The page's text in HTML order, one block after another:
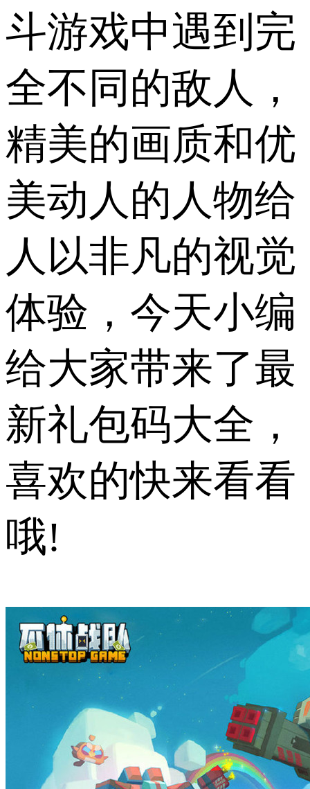
斗游戏中遇到完
全不同的敌人，
精美的画质和优
美动人的人物给
人以非凡的视觉
体验，今天小编
给大家带来了最
新礼包码大全，
喜欢的快来看看
哦!